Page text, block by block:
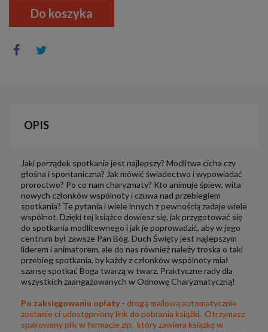
Do koszyka
OPIS
Jaki porządek spotkania jest najlepszy? Modlitwa cicha czy
głośna i spontaniczna? Jak mówić świadectwo i wypowiadać
proroctwo? Po co nam charyzmaty? Kto animuje śpiew, wita
nowych członków wspólnoty i czuwa nad przebiegiem
spotkania? Te pytania i wiele innych z pewnością zadaje wiele
wspólnot. Dzięki tej książce dowiesz się, jak przygotować się
do spotkania modlitewnego i jak je popro­wadzić, aby w jego
centrum był zawsze Pan Bóg. Duch Święty jest najlepszym
liderem i animatorem, ale do nas również należy troska o taki
przebieg spotkania, by każdy z członków wspólnoty miał
szansę spotkać Boga twarzą w twarz. Praktyczne rady dla
wszystkich zaangażowanych w Odnowę Charyzmatyczną!
Po zaksięgowaniu opłaty - drogą mailową automatycznie
zostanie ci udostępniony link do pobrania książki. Otrzymasz
spakowany plik w formacie zip, który zawiera książkę w